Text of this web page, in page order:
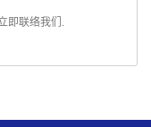
立即联络我们